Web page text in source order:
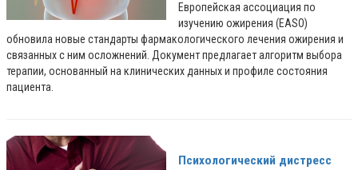
Европейская ассоциация по
изучению ожирения (EASO)
обновила новые стандарты фармакологического лечения ожирения и
связанных с ним осложнений. Документ предлагает алгоритм выбора
терапии, основанный на клинических данных и профиле состояния
пациента.
Психологический дистресс